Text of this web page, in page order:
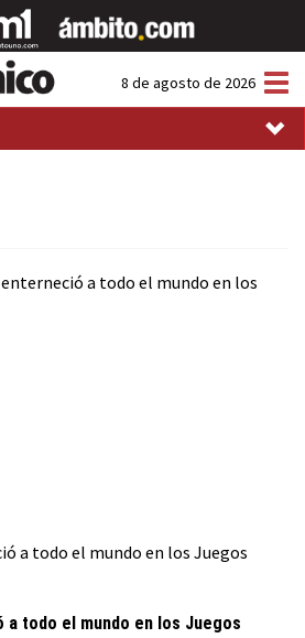
8 de agosto de 2026
todo el mundo en los Juegos